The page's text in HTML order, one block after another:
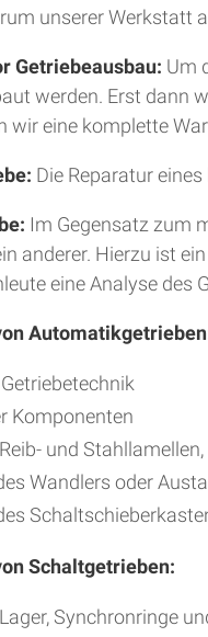
unserer Werkstatt
Getriebeausbau: Um
werden. Erst dann
wir eine komplette
Die Reparatur
Im Gegensatz zum
anderer. Hierzu ist
eine Analyse des
Komponenten
und
Wandlers oder
Schaltgetrieben:
Synchronringe